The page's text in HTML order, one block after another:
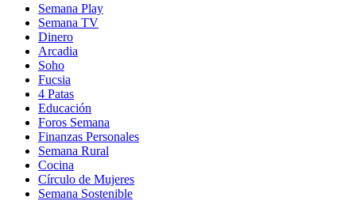
Semana Play
Semana TV
Dinero
Arcadia
Soho
in
new
window
Fucsia
in
new
window
4 Patas
Educación
Foros Semana
Finanzas Personales
Semana Rural
Cocina
Círculo de Mujeres
Semana Sostenible